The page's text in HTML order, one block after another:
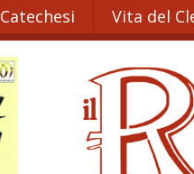
Catechesi Vita del